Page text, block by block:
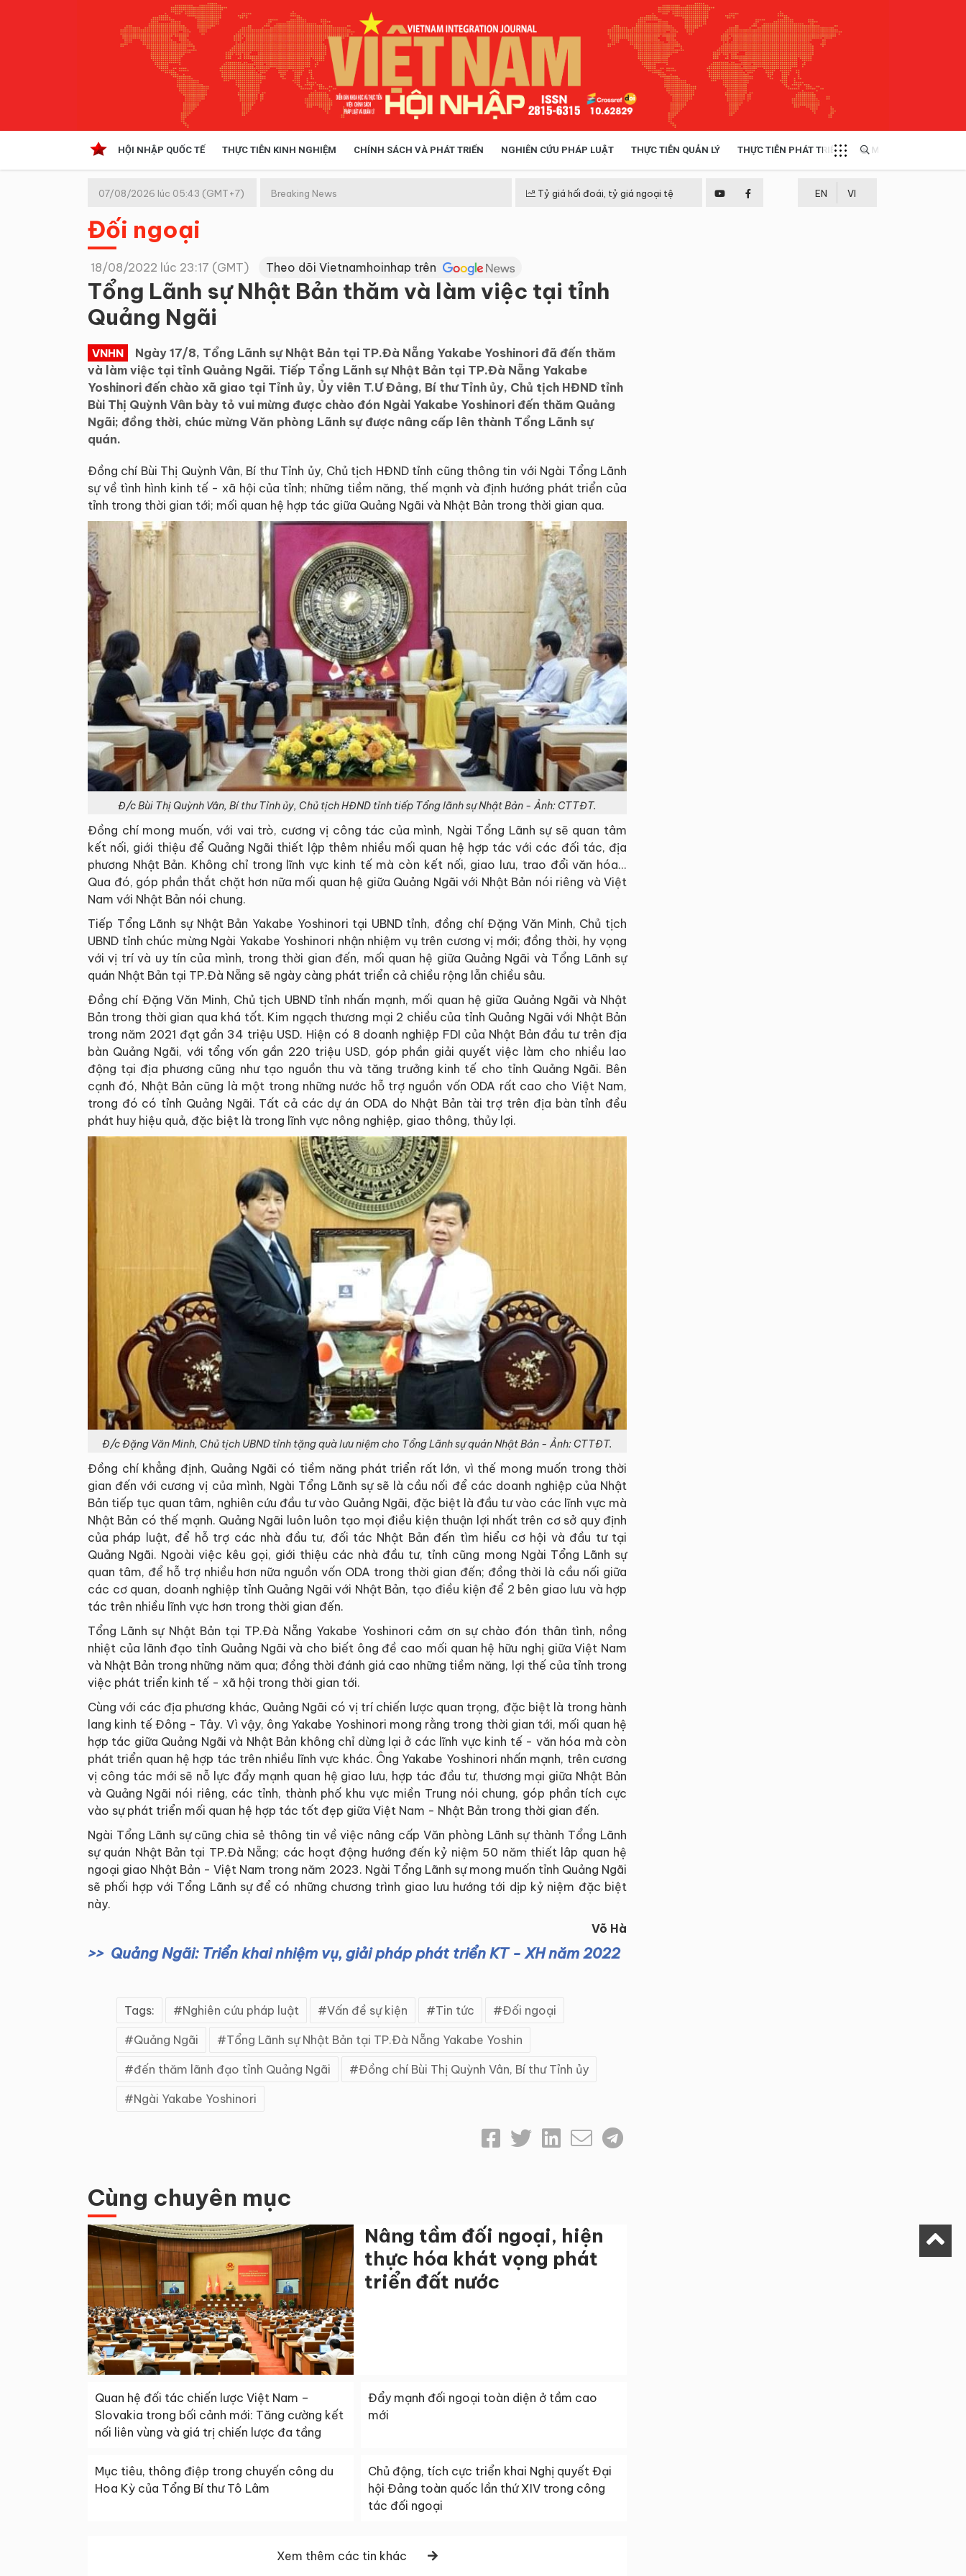
HỘI NHẬP QUỐC TẾ THỰC TIỄN KINH NGHIỆM CHÍNH SÁCH VÀ PHÁT TRIỂN NGHIÊN CỨU PHÁP LUẬT THỰC TIỄN QUẢN LÝ THỰC TIỄN PHÁT TRIỂN MULTIMEDIA
Kinh tế hội nhập
Doanh nghiệp
07/08/2026 lúc 05:43 (GMT+7) Breaking News Tỷ giá hối đoái, tỷ giá ngoại tệ EN VI
Đối ngoại
18/08/2022 lúc 23:17 (GMT) Theo dõi Vietnamhoinhap trên
Tổng Lãnh sự Nhật Bản thăm và làm việc tại tỉnh
Quảng Ngãi
VNHN
Ngày 17/8, Tổng Lãnh sự Nhật Bản tại TP.Đà Nẵng Yakabe Yoshinori đã đến thăm
và làm việc tại tỉnh Quảng Ngãi. Tiếp Tổng Lãnh sự Nhật Bản tại TP.Đà Nẵng Yakabe
Yoshinori đến chào xã giao tại Tỉnh ủy, Ủy viên T.Ư Đảng, Bí thư Tỉnh ủy, Chủ tịch HĐND tỉnh
Bùi Thị Quỳnh Vân bày tỏ vui mừng được chào đón Ngài Yakabe Yoshinori đến thăm Quảng
Ngãi; đồng thời, chúc mừng Văn phòng Lãnh sự được nâng cấp lên thành Tổng Lãnh sự
quán.
Đồng chí Bùi Thị Quỳnh Vân, Bí thư Tỉnh ủy, Chủ tịch HĐND tỉnh cũng thông tin với Ngài Tổng Lãnh
sự về tình hình kinh tế - xã hội của tỉnh; những tiềm năng, thế mạnh và định hướng phát triển của
tỉnh trong thời gian tới; mối quan hệ hợp tác giữa Quảng Ngãi và Nhật Bản trong thời gian qua.
Đ/c Bùi Thị Quỳnh Vân, Bí thư Tỉnh ủy, Chủ tịch HĐND tỉnh tiếp Tổng lãnh sự Nhật Bản - Ảnh: CTTĐT.
Đồng chí mong muốn, với vai trò, cương vị công tác của mình, Ngài Tổng Lãnh sự sẽ quan tâm
kết nối, giới thiệu để Quảng Ngãi thiết lập thêm nhiều mối quan hệ hợp tác với các đối tác, địa
phương Nhật Bản. Không chỉ trong lĩnh vực kinh tế mà còn kết nối, giao lưu, trao đổi văn hóa...
Qua đó, góp phần thắt chặt hơn nữa mối quan hệ giữa Quảng Ngãi với Nhật Bản nói riêng và Việt
Nam với Nhật Bản nói chung.
Tiếp Tổng Lãnh sự Nhật Bản Yakabe Yoshinori tại UBND tỉnh, đồng chí Đặng Văn Minh, Chủ tịch
UBND tỉnh chúc mừng Ngài Yakabe Yoshinori nhận nhiệm vụ trên cương vị mới; đồng thời, hy vọng
với vị trí và uy tín của mình, trong thời gian đến, mối quan hệ giữa Quảng Ngãi và Tổng Lãnh sự
quán Nhật Bản tại TP.Đà Nẵng sẽ ngày càng phát triển cả chiều rộng lẫn chiều sâu.
Đồng chí Đặng Văn Minh, Chủ tịch UBND tỉnh nhấn mạnh, mối quan hệ giữa Quảng Ngãi và Nhật
Bản trong thời gian qua khá tốt. Kim ngạch thương mại 2 chiều của tỉnh Quảng Ngãi với Nhật Bản
trong năm 2021 đạt gần 34 triệu USD. Hiện có 8 doanh nghiệp FDI của Nhật Bản đầu tư trên địa
bàn Quảng Ngãi, với tổng vốn gần 220 triệu USD, góp phần giải quyết việc làm cho nhiều lao
động tại địa phương cũng như tạo nguồn thu và tăng trưởng kinh tế cho tỉnh Quảng Ngãi. Bên
cạnh đó, Nhật Bản cũng là một trong những nước hỗ trợ nguồn vốn ODA rất cao cho Việt Nam,
trong đó có tỉnh Quảng Ngãi. Tất cả các dự án ODA do Nhật Bản tài trợ trên địa bàn tỉnh đều
phát huy hiệu quả, đặc biệt là trong lĩnh vực nông nghiệp, giao thông, thủy lợi.
Đ/c Đặng Văn Minh, Chủ tịch UBND tỉnh tặng quà lưu niệm cho Tổng Lãnh sự quán Nhật Bản - Ảnh: CTTĐT.
Đồng chí khẳng định, Quảng Ngãi có tiềm năng phát triển rất lớn, vì thế mong muốn trong thời
gian đến với cương vị của mình, Ngài Tổng Lãnh sự sẽ là cầu nối để các doanh nghiệp của Nhật
Bản tiếp tục quan tâm, nghiên cứu đầu tư vào Quảng Ngãi, đặc biệt là đầu tư vào các lĩnh vực mà
Nhật Bản có thế mạnh. Quảng Ngãi luôn luôn tạo mọi điều kiện thuận lợi nhất trên cơ sở quy định
của pháp luật, để hỗ trợ các nhà đầu tư, đối tác Nhật Bản đến tìm hiểu cơ hội và đầu tư tại
Quảng Ngãi. Ngoài việc kêu gọi, giới thiệu các nhà đầu tư, tỉnh cũng mong Ngài Tổng Lãnh sự
quan tâm, để hỗ trợ nhiều hơn nữa nguồn vốn ODA trong thời gian đến; đồng thời là cầu nối giữa
các cơ quan, doanh nghiệp tỉnh Quảng Ngãi với Nhật Bản, tạo điều kiện để 2 bên giao lưu và hợp
tác trên nhiều lĩnh vực hơn trong thời gian đến.
Tổng Lãnh sự Nhật Bản tại TP.Đà Nẵng Yakabe Yoshinori cảm ơn sự chào đón thân tình, nồng
nhiệt của lãnh đạo tỉnh Quảng Ngãi và cho biết ông đề cao mối quan hệ hữu nghị giữa Việt Nam
và Nhật Bản trong những năm qua; đồng thời đánh giá cao những tiềm năng, lợi thế của tỉnh trong
việc phát triển kinh tế - xã hội trong thời gian tới.
Cùng với các địa phương khác, Quảng Ngãi có vị trí chiến lược quan trọng, đặc biệt là trong hành
lang kinh tế Đông - Tây. Vì vậy, ông Yakabe Yoshinori mong rằng trong thời gian tới, mối quan hệ
hợp tác giữa Quảng Ngãi và Nhật Bản không chỉ dừng lại ở các lĩnh vực kinh tế - văn hóa mà còn
phát triển quan hệ hợp tác trên nhiều lĩnh vực khác. Ông Yakabe Yoshinori nhấn mạnh, trên cương
vị công tác mới sẽ nỗ lực đẩy mạnh quan hệ giao lưu, hợp tác đầu tư, thương mại giữa Nhật Bản
và Quảng Ngãi nói riêng, các tỉnh, thành phố khu vực miền Trung nói chung, góp phần tích cực
vào sự phát triển mối quan hệ hợp tác tốt đẹp giữa Việt Nam - Nhật Bản trong thời gian đến.
Ngài Tổng Lãnh sự cũng chia sẻ thông tin về việc nâng cấp Văn phòng Lãnh sự thành Tổng Lãnh
sự quán Nhật Bản tại TP.Đà Nẵng; các hoạt động hướng đến kỷ niệm 50 năm thiết lâp quan hệ
ngoại giao Nhật Bản - Việt Nam trong năm 2023. Ngài Tổng Lãnh sự mong muốn tỉnh Quảng Ngãi
sẽ phối hợp với Tổng Lãnh sự để có những chương trình giao lưu hướng tới dịp kỷ niệm đặc biệt
này.
Võ Hà
Quảng Ngãi: Triển khai nhiệm vụ, giải pháp phát triển KT - XH năm 2022
Tags: Nghiên cứu pháp luật Vấn đề sự kiện Tin tức Đối ngoại
Quảng Ngãi Tổng Lãnh sự Nhật Bản tại TP.Đà Nẵng Yakabe Yoshin
đến thăm lãnh đạo tỉnh Quảng Ngãi Đồng chí Bùi Thị Quỳnh Vân, Bí thư Tỉnh ủy
Ngài Yakabe Yoshinori
Cùng chuyên mục
Nâng tầm đối ngoại, hiện
thực hóa khát vọng phát
triển đất nước
Quan hệ đối tác chiến lược Việt Nam –
Slovakia trong bối cảnh mới: Tăng cường kết
nối liên vùng và giá trị chiến lược đa tầng
Đẩy mạnh đối ngoại toàn diện ở tầm cao
mới
Mục tiêu, thông điệp trong chuyến công du
Hoa Kỳ của Tổng Bí thư Tô Lâm
Chủ động, tích cực triển khai Nghị quyết Đại
hội Đảng toàn quốc lần thứ XIV trong công
tác đối ngoại
Xem thêm các tin khác